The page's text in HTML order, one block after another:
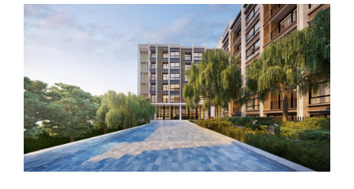
รีวิวทาวน์โฮม
Infographic
ข่าวโปรโมชั่น